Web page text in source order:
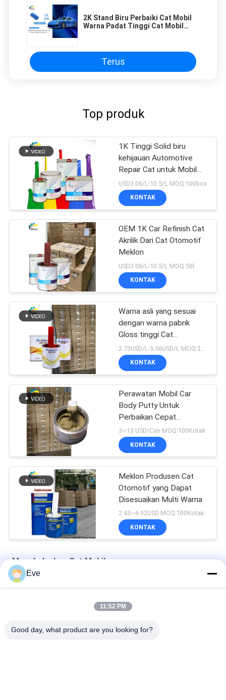
2K Stand Biru Perbaiki Cat Mobil
Warna Padat Tinggi Cat Mobil
Terus
Top produk
1K Tinggi Solid biru
kehijauan Automotive
Repair Cat untuk Mobil
Refinish
USD3.06/L-10.5/L MOQ:100box
KONTAK
OEM 1K Car Refinish Cat
Akrilik Dari Cat Otomotif
Meklon
USD3.06/L-10.5/L MOQ:50l
KONTAK
Warna asli yang sesuai
dengan warna pabrik
Gloss tinggi Cat
perbaikan mobil berwarna
merah terang
KONTAK
Perawatan Mobil Car
Body Putty Untuk
Perbaikan Cepat
Ketidaksetaraan
3~13 USD/Can MOQ:100Kotak
KONTAK
Meklon Produsen Cat
Otomotif yang Dapat
Disesuaikan Multi Warna
2.45~6.92USD MOQ:100Kotak
KONTAK
Menghaluskan Cat Mobil
Cat Mobil Pra Campuran Cat Akrilik Untuk Semprot Otomotif
Cat Mobil Multifungsi Havana Warna Abu-abu Tidak berbahaya
Eve
11:52 PM
Good day, what product are you looking for?